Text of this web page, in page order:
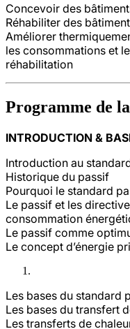
Concevoir des
Réhabiliter des
Améliorer
les consommations et
réhabilitation
Programme de
INTRODUCTION &
Introduction au
Historique du passif
Pourquoi le standard
Le passif et les
consommation
Le passif comme
Le concept d’énergie
Les bases du standard
Les bases du transfert
Les transferts de